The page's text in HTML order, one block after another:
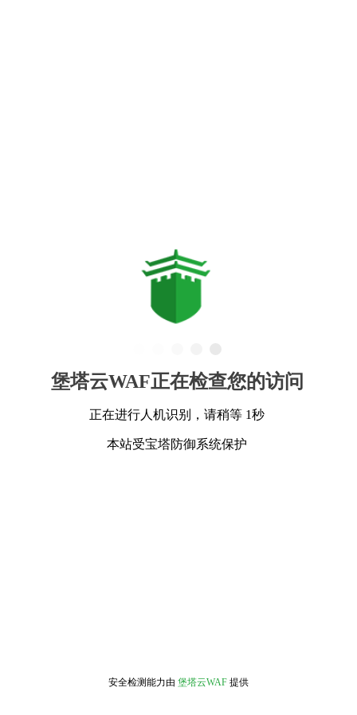
堡塔云WAF正在检查您的访问
正在进行人机识别，请稍等 1秒
本站受宝塔防御系统保护
安全检测能力由 堡塔云WAF 提供